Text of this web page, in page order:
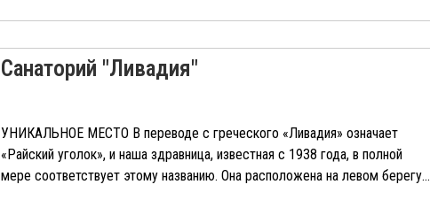
Санаторий "Ливадия"
УНИКАЛЬНОЕ МЕСТО В переводе с греческого «Ливадия» означает
«Райский уголок», и наша здравница, известная с 1938 года, в полной
мере соответствует этому названию. Она расположена на левом берегу...